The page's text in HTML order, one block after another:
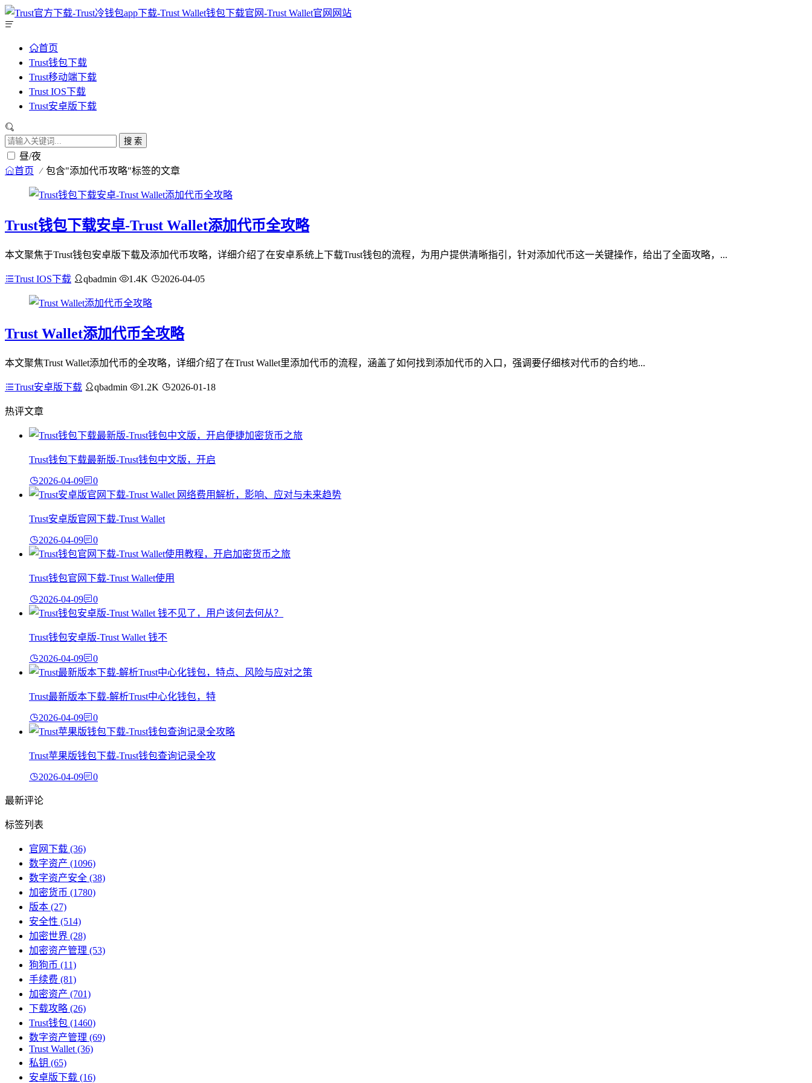
首页
Trust钱包下载
Trust移动端下载
Trust IOS下载
Trust安卓版下载
搜 索
昼/夜
首页 包含"添加代币攻略"标签的文章
Trust钱包下载安卓-Trust Wallet添加代币全攻略
本文聚焦于Trust钱包安卓版下载及添加代币攻略，详细介绍了在安卓系统上下载Trust钱包的流程，为用户提供清晰指引，针对添加代币这一关键操作，给出了全面攻略，...
Trust IOS下载 qbadmin 1.4K 2026-04-05
Trust Wallet添加代币全攻略
本文聚焦Trust Wallet添加代币的全攻略，详细介绍了在Trust Wallet里添加代币的流程，涵盖了如何找到添加代币的入口，强调要仔细核对代币的合约地...
Trust安卓版下载 qbadmin 1.2K 2026-01-18
热评文章
Trust钱包下载最新版-Trust钱包中文版，开启
2026-04-09 0
Trust安卓版官网下载-Trust Wallet
2026-04-09 0
Trust钱包官网下载-Trust Wallet使用
2026-04-09 0
Trust钱包安卓版-Trust Wallet 钱不
2026-04-09 0
Trust最新版本下载-解析Trust中心化钱包，特
2026-04-09 0
Trust苹果版钱包下载-Trust钱包查询记录全攻
2026-04-09 0
最新评论
标签列表
官网下载 (36)
数字资产 (1096)
数字资产安全 (38)
加密货币 (1780)
版本 (27)
安全性 (514)
加密世界 (28)
加密资产管理 (53)
狗狗币 (11)
手续费 (81)
加密资产 (701)
下载攻略 (26)
Trust钱包 (1460)
数字资产管理 (69)
Trust Wallet (36)
私钥 (65)
安卓版下载 (16)